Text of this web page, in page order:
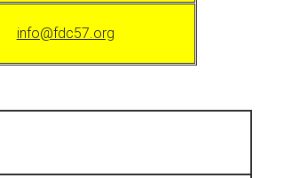
info@fdc57.org